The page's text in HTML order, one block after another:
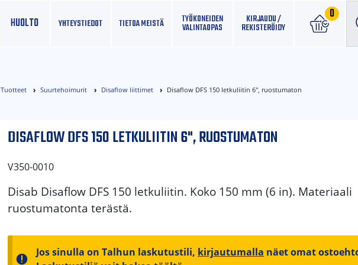
HUOLTO
0
YHTEYS­TIEDOT TIETOA MEISTÄ TYÖKONEIDEN
VALINTAOPAS
KIRJAUDU /
REKISTERÖIDY
Tuotteet Suurtehoimurit Disaflow liittimet Disaflow DFS 150 letkuliitin 6", ruostumaton
DISAFLOW DFS 150 LETKULIITIN 6", RUOSTUMATON
V350-0010
Disab Disaflow DFS 150 letkuliitin. Koko 150 mm (6 in). Materiaali
ruostumatonta terästä.
Jos sinulla on Talhun laskutustili, kirjautumalla näet omat